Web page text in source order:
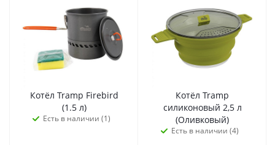
Котёл Tramp Firebird
(1.5 л)
Есть в наличии (1)
Котёл Tramp
силиконовый 2,5 л
(Оливковый)
Есть в наличии (4)